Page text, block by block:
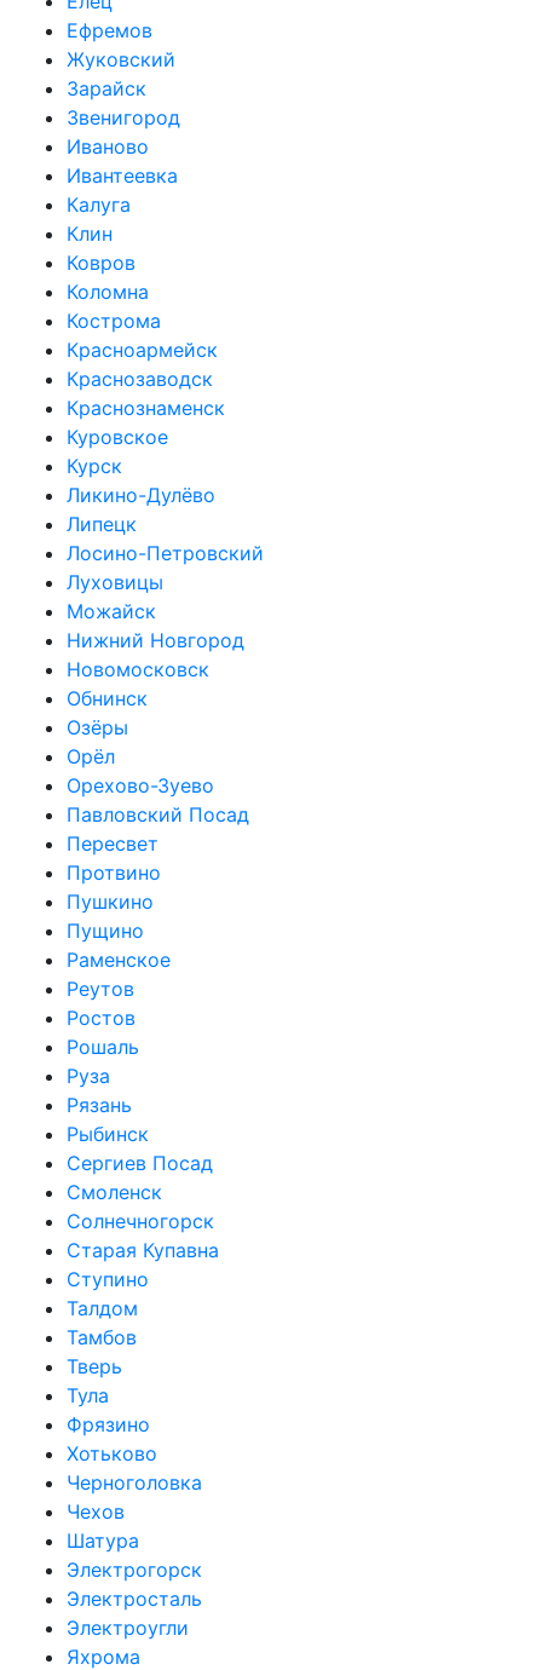
Ефремов
Жуковский
Зарайск
Звенигород
Иваново
Ивантеевка
Калуга
Клин
Ковров
Коломна
Кострома
Красноармейск
Краснозаводск
Краснознаменск
Куровское
Курск
Ликино-Дулёво
Липецк
Лосино-Петровский
Луховицы
Можайск
Нижний Новгород
Новомосковск
Обнинск
Озёры
Орёл
Орехово-Зуево
Павловский Посад
Пересвет
Протвино
Пушкино
Пущино
Раменское
Реутов
Ростов
Рошаль
Руза
Рязань
Рыбинск
Сергиев Посад
Смоленск
Солнечногорск
Старая Купавна
Ступино
Талдом
Тамбов
Тверь
Тула
Фрязино
Хотьково
Черноголовка
Чехов
Шатура
Электрогорск
Электросталь
Электроугли
Яхрома